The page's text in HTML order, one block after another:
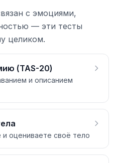
с эмоциями,
— эти тесты
целиком.
(TAS-20)
и описанием
оцениваете своё тело